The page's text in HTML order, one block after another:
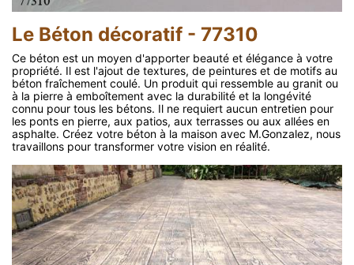
Le Béton décoratif - 77310
Ce béton est un moyen d'apporter beauté et élégance à votre
propriété. Il est l'ajout de textures, de peintures et de motifs au
béton fraîchement coulé. Un produit qui ressemble au granit ou
à la pierre à emboîtement avec la durabilité et la longévité
connu pour tous les bétons. Il ne requiert aucun entretien pour
les ponts en pierre, aux patios, aux terrasses ou aux allées en
asphalte. Créez votre béton à la maison avec M.Gonzalez, nous
travaillons pour transformer votre vision en réalité.